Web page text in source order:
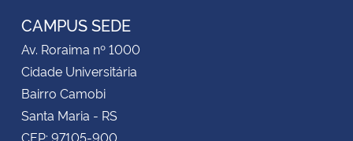
CAMPUS SEDE
Av. Roraima nº 1000
Cidade Universitária
Bairro Camobi
Santa Maria - RS
CEP: 97105-900